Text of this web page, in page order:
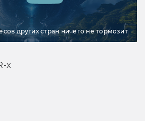
других стран ничего не тормозит
x